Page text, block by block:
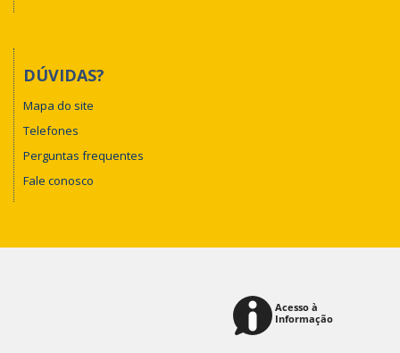
DÚVIDAS?
Mapa do site
Telefones
Perguntas frequentes
Fale conosco